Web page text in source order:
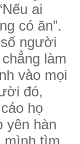
ai
có ăn”.
người
làm
vào mọi
đó,
họ
yên hàn
mình tìm